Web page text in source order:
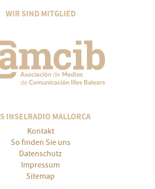
WIR SIND MITGLIED
INSELRADIO MALLORCA
Kontakt
So finden Sie uns
Datenschutz
Impressum
Sitemap